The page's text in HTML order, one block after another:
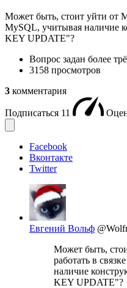
Может быть, стоит уйти от
MySQL, учитывая наличие
KEY UPDATE"?
Вопрос задан более
3158 просмотров
3 комментария
Подписаться 11
Facebook
Вконтакте
Twitter
Евгений Вольф
Может быть,
работать в
наличие
KEY UPDATE"?